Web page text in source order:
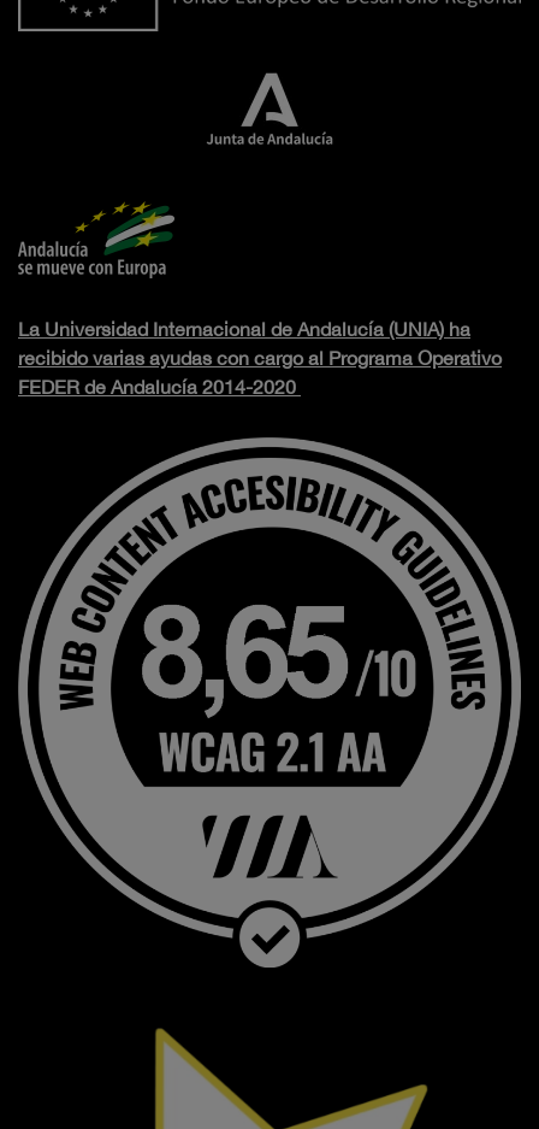
La Universidad Internacional de Andalucía (UNIA) ha
recibido varias ayudas con cargo al Programa Operativo
FEDER de Andalucía 2014-2020